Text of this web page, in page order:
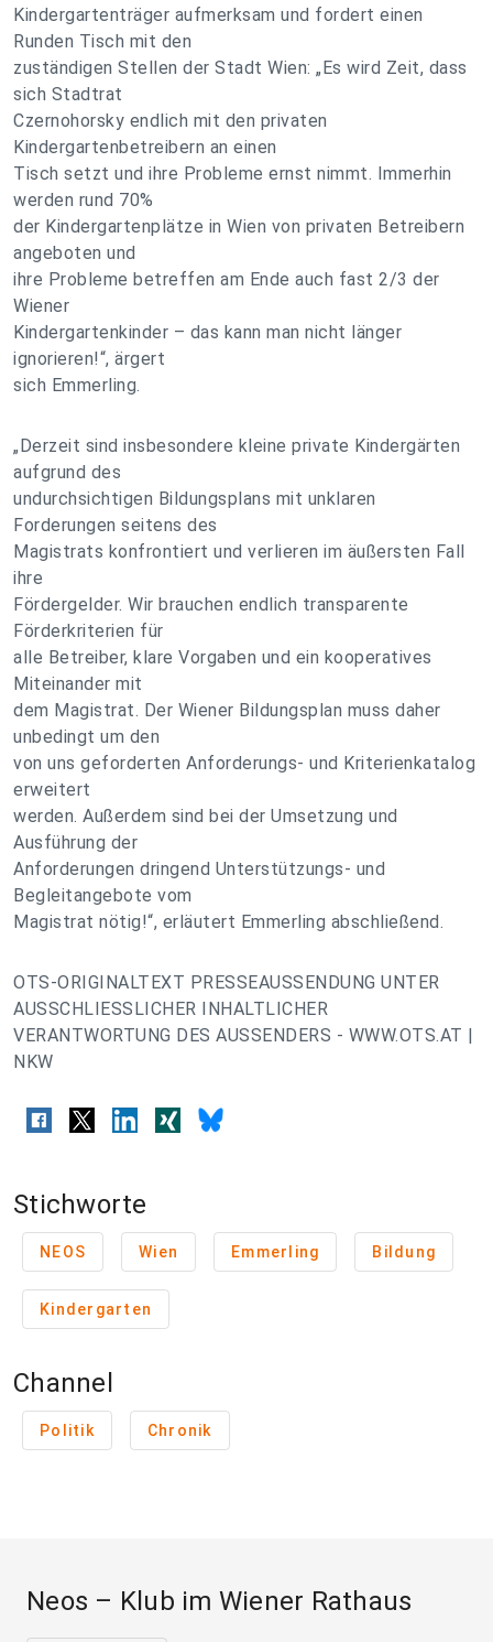
Kindergartenträger aufmerksam und fordert einen
Runden Tisch mit den
zuständigen Stellen der Stadt Wien: „Es wird Zeit, dass
sich Stadtrat
Czernohorsky endlich mit den privaten
Kindergartenbetreibern an einen
Tisch setzt und ihre Probleme ernst nimmt. Immerhin
werden rund 70%
der Kindergartenplätze in Wien von privaten Betreibern
angeboten und
ihre Probleme betreffen am Ende auch fast 2/3 der
Wiener
Kindergartenkinder – das kann man nicht länger
ignorieren!“, ärgert
sich Emmerling.
„Derzeit sind insbesondere kleine private Kindergärten
aufgrund des
undurchsichtigen Bildungsplans mit unklaren
Forderungen seitens des
Magistrats konfrontiert und verlieren im äußersten Fall
ihre
Fördergelder. Wir brauchen endlich transparente
Förderkriterien für
alle Betreiber, klare Vorgaben und ein kooperatives
Miteinander mit
dem Magistrat. Der Wiener Bildungsplan muss daher
unbedingt um den
von uns geforderten Anforderungs- und Kriterienkatalog
erweitert
werden. Außerdem sind bei der Umsetzung und
Ausführung der
Anforderungen dringend Unterstützungs- und
Begleitangebote vom
Magistrat nötig!“, erläutert Emmerling abschließend.
OTS-ORIGINALTEXT PRESSEAUSSENDUNG UNTER
AUSSCHLIESSLICHER INHALTLICHER
VERANTWORTUNG DES AUSSENDERS - WWW.OTS.AT |
NKW
Stichworte
NEOS Wien Emmerling Bildung
Kindergarten
Channel
Politik Chronik
Neos – Klub im Wiener Rathaus